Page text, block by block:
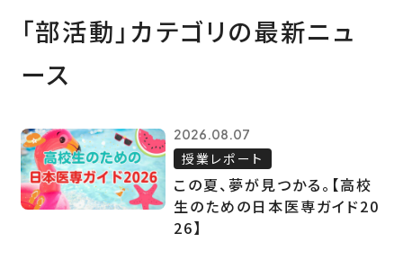
「部活動」カテゴリの最新ニュ
ース
2026.08.07
授業レポート
この夏、夢が見つかる。【高校
生のための日本医専ガイド20
26】